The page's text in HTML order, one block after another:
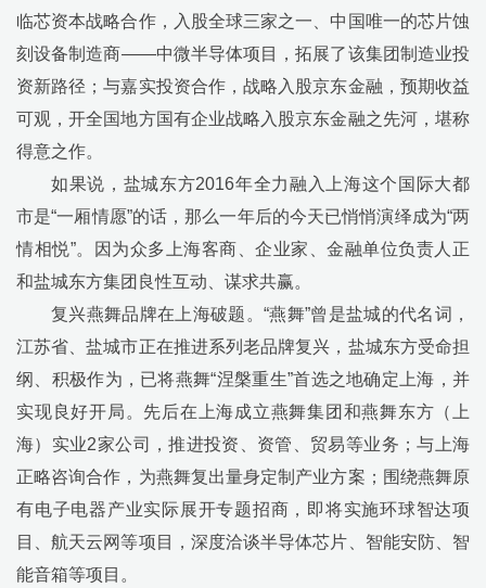
临芯资本战略合作，入股全球三家之一、中国唯一的芯片蚀
刻设备制造商——中微半导体项目，拓展了该集团制造业投
资新路径；与嘉实投资合作，战略入股京东金融，预期收益
可观，开全国地方国有企业战略入股京东金融之先河，堪称
得意之作。
如果说，盐城东方2016年全力融入上海这个国际大都
市是“一厢情愿”的话，那么一年后的今天已悄悄演绎成为“两
情相悦”。因为众多上海客商、企业家、金融单位负责人正
和盐城东方集团良性互动、谋求共赢。
复兴燕舞品牌在上海破题。 “燕舞”曾是盐城的代名词，
江苏省、盐城市正在推进系列老品牌复兴，盐城东方受命担
纲、积极作为，已将燕舞“涅槃重生”首选之地确定上海，并
实现良好开局。先后在上海成立燕舞集团和燕舞东方（上
海）实业2家公司，推进投资、资管、贸易等业务；与上海
正略咨询合作，为燕舞复出量身定制产业方案；围绕燕舞原
有电子电器产业实际展开专题招商，即将实施环球智达项
目、航天云网等项目，深度洽谈半导体芯片、智能安防、智
能音箱等项目。